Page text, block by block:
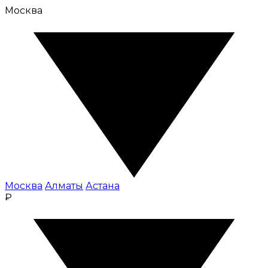
Москва
Москва Алматы Астана
₽